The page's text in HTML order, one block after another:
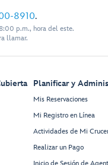
8910.
p.m., hora del este.
llamar.
Planificar y
Mis Reservaciones
Mi Registro en Línea
Actividades de Mi
Realizar un Pago